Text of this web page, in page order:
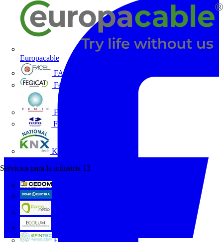
Europacable
FACEL
Fegicat
FENIE
FENITEL
KNX España
Servicios para la industria 13
Efintec